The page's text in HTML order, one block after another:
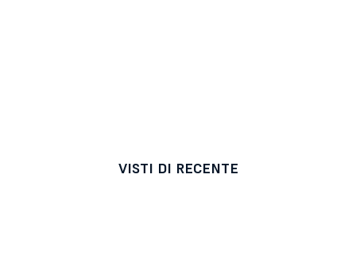
VISTI DI RECENTE